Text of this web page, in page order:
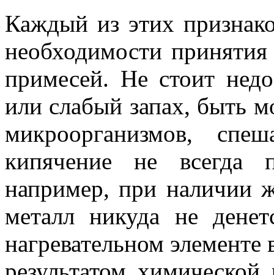
Каждый из этих
необходимости
примесей. Не стоит
или слабый запах, быть
микроорганизмов,
кипячение не всегда
например, при наличии
металл никуда не
нагревательном элементе